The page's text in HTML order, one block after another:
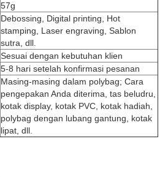
57g
Debossing, Digital printing, Hot
stamping, Laser engraving, Sablon
sutra, dll.
Sesuai dengan kebutuhan klien
5-8 hari setelah konfirmasi pesanan
Masing-masing dalam polybag; Cara
pengepakan Anda diterima, tas beludru,
kotak display, kotak PVC, kotak hadiah,
polybag dengan lubang gantung, kotak
lipat, dll.